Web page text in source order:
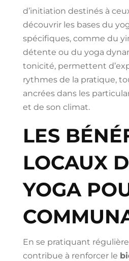
d’initiation destinés à
découvrir les bases du
spécifiques, comme du
détente ou du yoga
tonicité, permettent
rythmes de la pratique,
ancrées dans les
et de son climat.
LES
LOCAUX
YOGA
En se pratiquant
contribue à renforcer le